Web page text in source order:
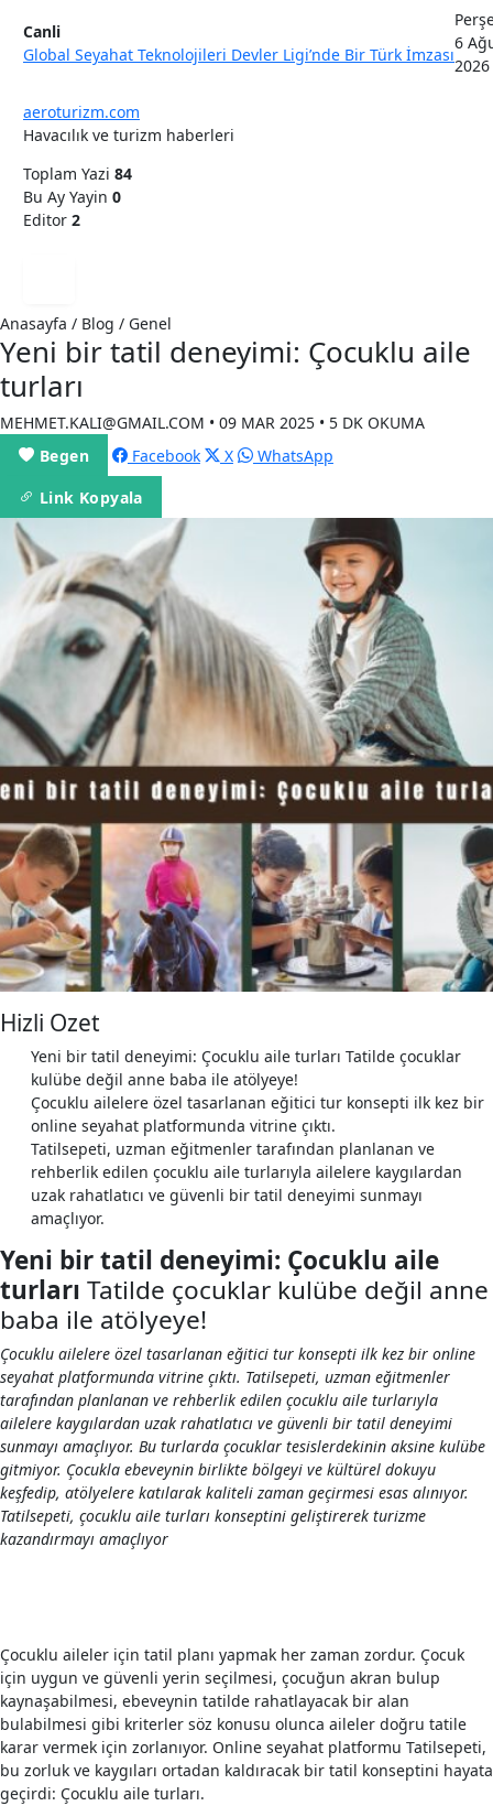
Canli
Global Seyahat Teknolojileri Devler Ligi’nde Bir Türk İmzası
6
2026
aeroturizm.com
Havacılık ve turizm haberleri
Toplam Yazi 84
Bu Ay Yayin 0
Editor 2
Anasayfa / Blog / Genel
Yeni bir tatil deneyimi: Çocuklu aile
turları
MEHMET.KALI@GMAIL.COM • 09 MAR 2025 • 5 DK OKUMA
Begen
Facebook X
WhatsApp
Link Kopyala
Hizli Ozet
Yeni bir tatil deneyimi: Çocuklu aile turları Tatilde çocuklar
kulübe değil anne baba ile atölyeye!
Çocuklu ailelere özel tasarlanan eğitici tur konsepti ilk kez bir
online seyahat platformunda vitrine çıktı.
Tatilsepeti, uzman eğitmenler tarafından planlanan ve
rehberlik edilen çocuklu aile turlarıyla ailelere kaygılardan
uzak rahatlatıcı ve güvenli bir tatil deneyimi sunmayı
amaçlıyor.
Yeni bir tatil deneyimi: Çocuklu aile
turları Tatilde çocuklar kulübe değil anne
baba ile atölyeye!
Çocuklu ailelere özel tasarlanan eğitici tur konsepti ilk kez bir online
seyahat platformunda vitrine çıktı. Tatilsepeti, uzman eğitmenler
tarafından planlanan ve rehberlik edilen çocuklu aile turlarıyla
ailelere kaygılardan uzak rahatlatıcı ve güvenli bir tatil deneyimi
sunmayı amaçlıyor. Bu turlarda çocuklar tesislerdekinin aksine kulübe
gitmiyor. Çocukla ebeveynin birlikte bölgeyi ve kültürel dokuyu
keşfedip, atölyelere katılarak kaliteli zaman geçirmesi esas alınıyor.
Tatilsepeti, çocuklu aile turları konseptini geliştirerek turizme
kazandırmayı amaçlıyor
Çocuklu aileler için tatil planı yapmak her zaman zordur. Çocuk
için uygun ve güvenli yerin seçilmesi, çocuğun akran bulup
kaynaşabilmesi, ebeveynin tatilde rahatlayacak bir alan
bulabilmesi gibi kriterler söz konusu olunca aileler doğru tatile
karar vermek için zorlanıyor. Online seyahat platformu Tatilsepeti,
bu zorluk ve kaygıları ortadan kaldıracak bir tatil konseptini hayata
geçirdi: Çocuklu aile turları.